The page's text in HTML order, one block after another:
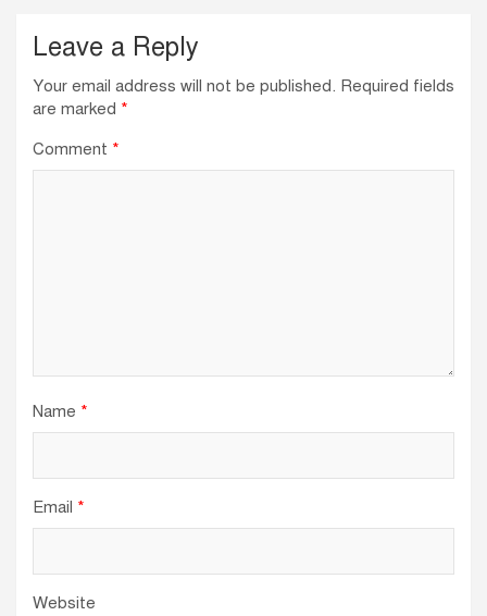
Leave a Reply
Your email address will not be published. Required fields
are marked *
Comment *
Name *
Email *
Website